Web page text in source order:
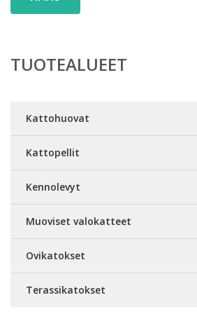
TUOTEALUEET
Kattohuovat
Kattopellit
Kennolevyt
Muoviset valokatteet
Ovikatokset
Terassikatokset